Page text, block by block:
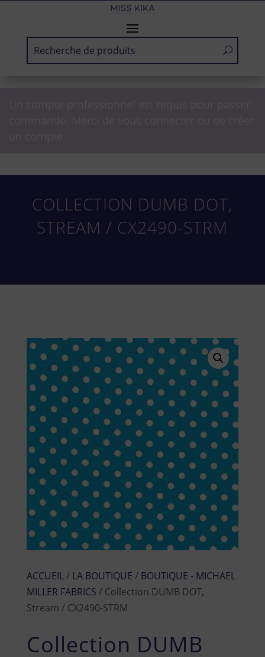
COLLECTION DUMB DOT,
STREAM / CX2490-STRM
ACCUEIL/ LA BOUTIQUE / BOUTIQUE - MICHAEL
MILLER FABRICS / Collection DUMB DOT,
Stream / CX2490-STRM
Collection DUMB